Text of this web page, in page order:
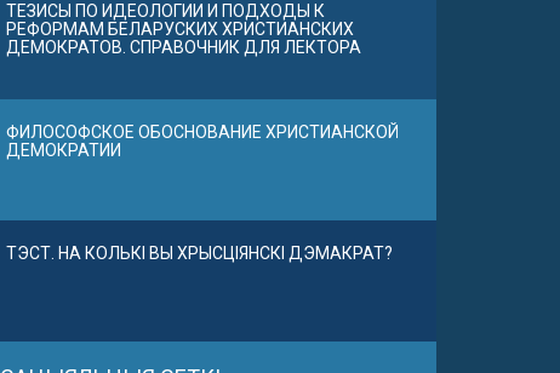
ТЕЗИСЫ ПО ИДЕОЛОГИИ И ПОДХОДЫ К
РЕФОРМАМ БЕЛАРУСКИХ ХРИСТИАНСКИХ
ДЕМОКРАТОВ. СПРАВОЧНИК ДЛЯ ЛЕКТОРА
ФИЛОСОФСКОЕ ОБОСНОВАНИЕ ХРИСТИАНСКОЙ
ДЕМОКРАТИИ
ТЭСТ. НА КОЛЬКІ ВЫ ХРЫСЦІЯНСКІ ДЭМАКРАТ?